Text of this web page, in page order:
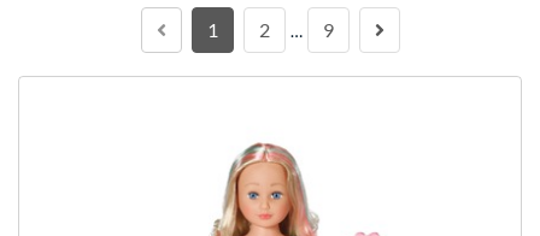
1 2 … 9